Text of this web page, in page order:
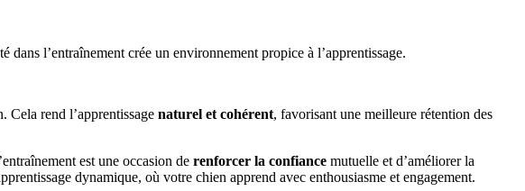
l’entraînement crée un environnement propice à l’apprentissage.
Cela rend l’apprentissage naturel et cohérent, favorisant une meilleure rétention des
est une occasion de renforcer la confiance mutuelle et d’améliorer la
dynamique, où votre chien apprend avec enthousiasme et engagement.